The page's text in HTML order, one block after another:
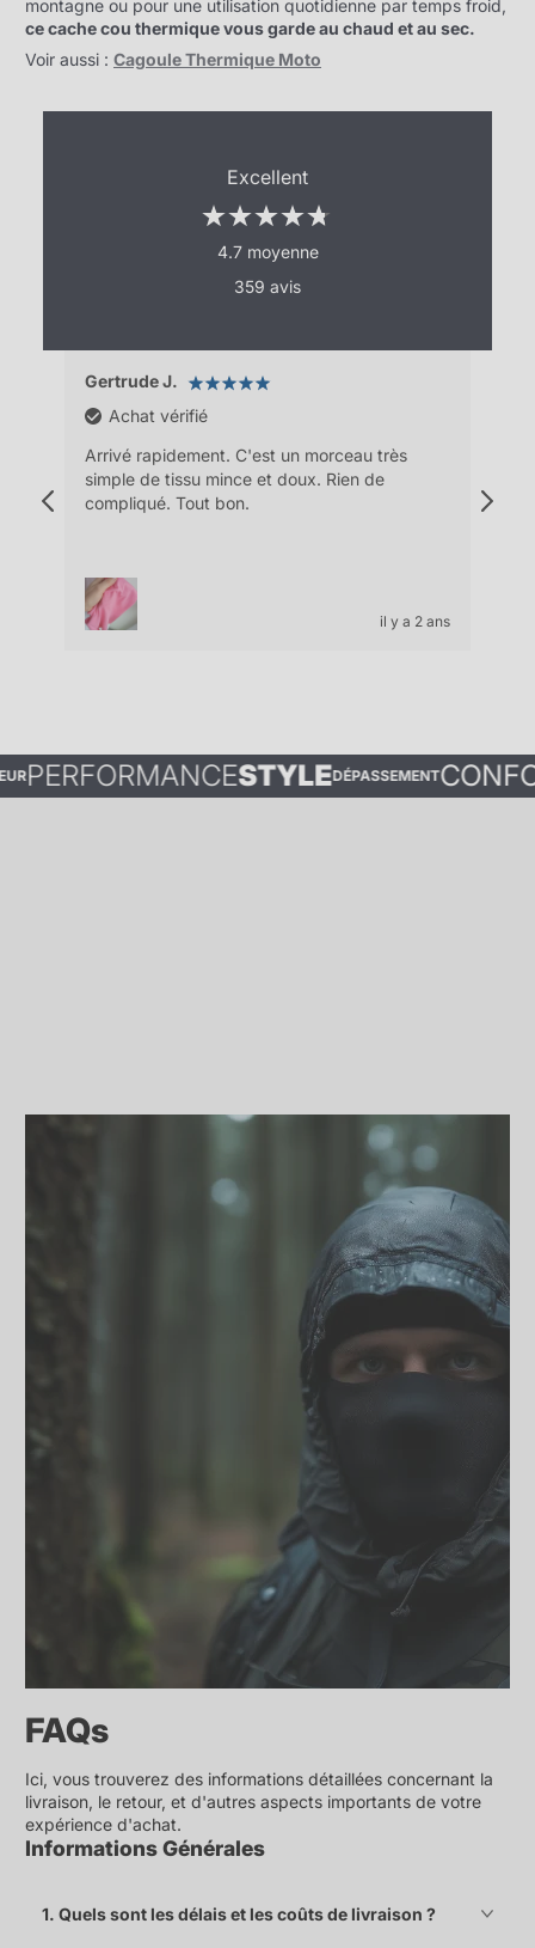
montagne ou pour une utilisation quotidienne par temps froid,
ce cache cou thermique vous garde au chaud et au sec.
Voir aussi : Cagoule Thermique Moto
Excellent
4.7 moyenne
359 avis
Gertrude J.
Achat vérifié
Arrivé rapidement. C'est un morceau très
simple de tissu mince et doux. Rien de
compliqué. Tout bon.
il y a 2 ans
STYLEDÉPASSEMENTCONFORT
FAQs
Ici, vous trouverez des informations détaillées concernant la
livraison, le retour, et d'autres aspects importants de votre
expérience d'achat.
Informations Générales
1. Quels sont les délais et les coûts de livraison ?